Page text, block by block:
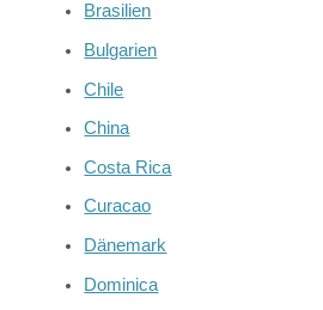
Brasilien
Bulgarien
Chile
China
Costa Rica
Curacao
Dänemark
Dominica